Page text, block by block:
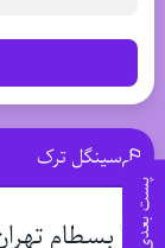
پست بعدی
سینگل ترک
بسطام